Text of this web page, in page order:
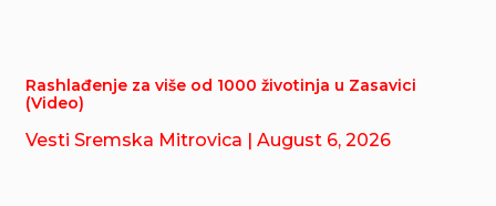
Rashlađenje za više od 1000 životinja u Zasavici
(Video)
Vesti Sremska Mitrovica | August 6, 2026